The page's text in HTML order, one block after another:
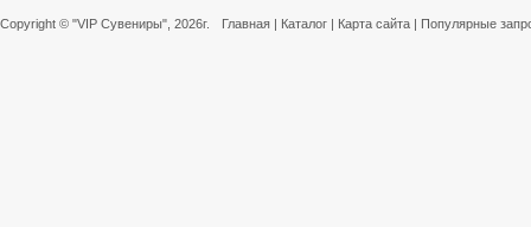
Copyright © "VIP Сувениры" , 2026г. Главная | Каталог | Карта сайта | Популярные